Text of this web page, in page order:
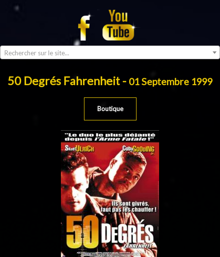
Rechercher sur le site...
50 Degrés Fahrenheit - 01 Septembre 1999
Boutique